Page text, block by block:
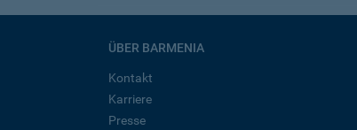
ÜBER BARMENIA
Kontakt
Karriere
Presse